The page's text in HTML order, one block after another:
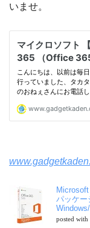
いませ。
パッケー
posted with